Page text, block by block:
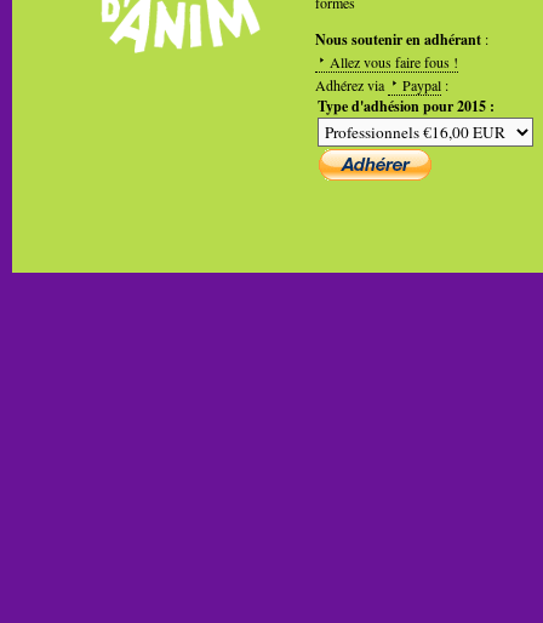
Nous soutenir en adhérant :
Allez vous faire fous !
Adhérez via
Paypal :
Type d'adhésion pour 2015 :